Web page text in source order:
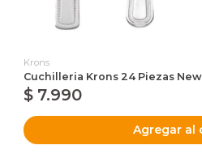
Krons
Cuchilleria Krons 24 Piezas
$ 7.990
Agregar al